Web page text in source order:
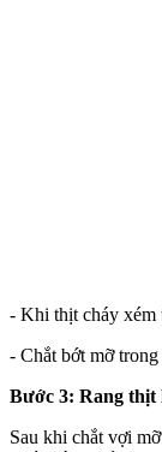
- Khi thịt cháy xém
- Chắt bớt mỡ
Bước 3: Rang thịt
Sau khi chắt vợi